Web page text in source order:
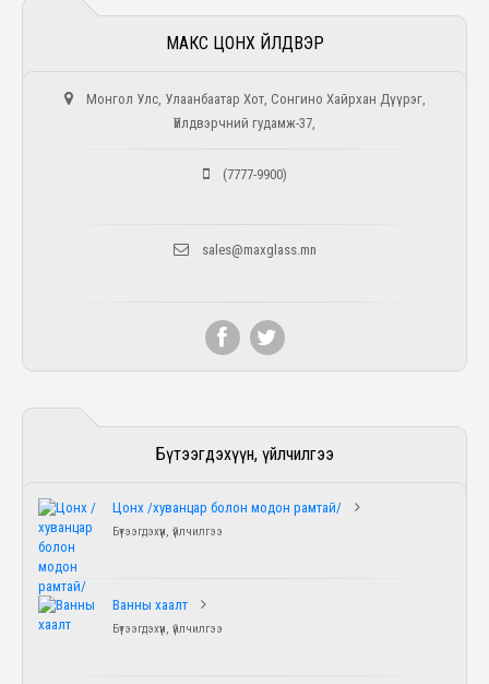
МАКС ЦОНХ ҮЙЛДВЭР
Монгол Улс, Улаанбаатар Хот, Сонгино Xайрхан Дүүрэг,
Үйлдвэрчний гудамж-37,
(7777-9900)
sales@maxglass.mn
Бүтээгдэхүүн, үйлчилгээ
Цонх /хуванцар болон модон рамтай/
Бүтээгдэхүүн, үйлчилгээ
Ванны хаалт
Бүтээгдэхүүн, үйлчилгээ